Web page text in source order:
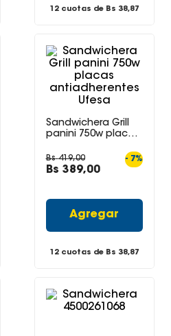
12 cuotas de Bs 38,87
Sandwichera Grill
panini 750w placas
Ufesa
Bs 419,00
Bs 389,00
- 7%
Agregar
12 cuotas de Bs 38,87